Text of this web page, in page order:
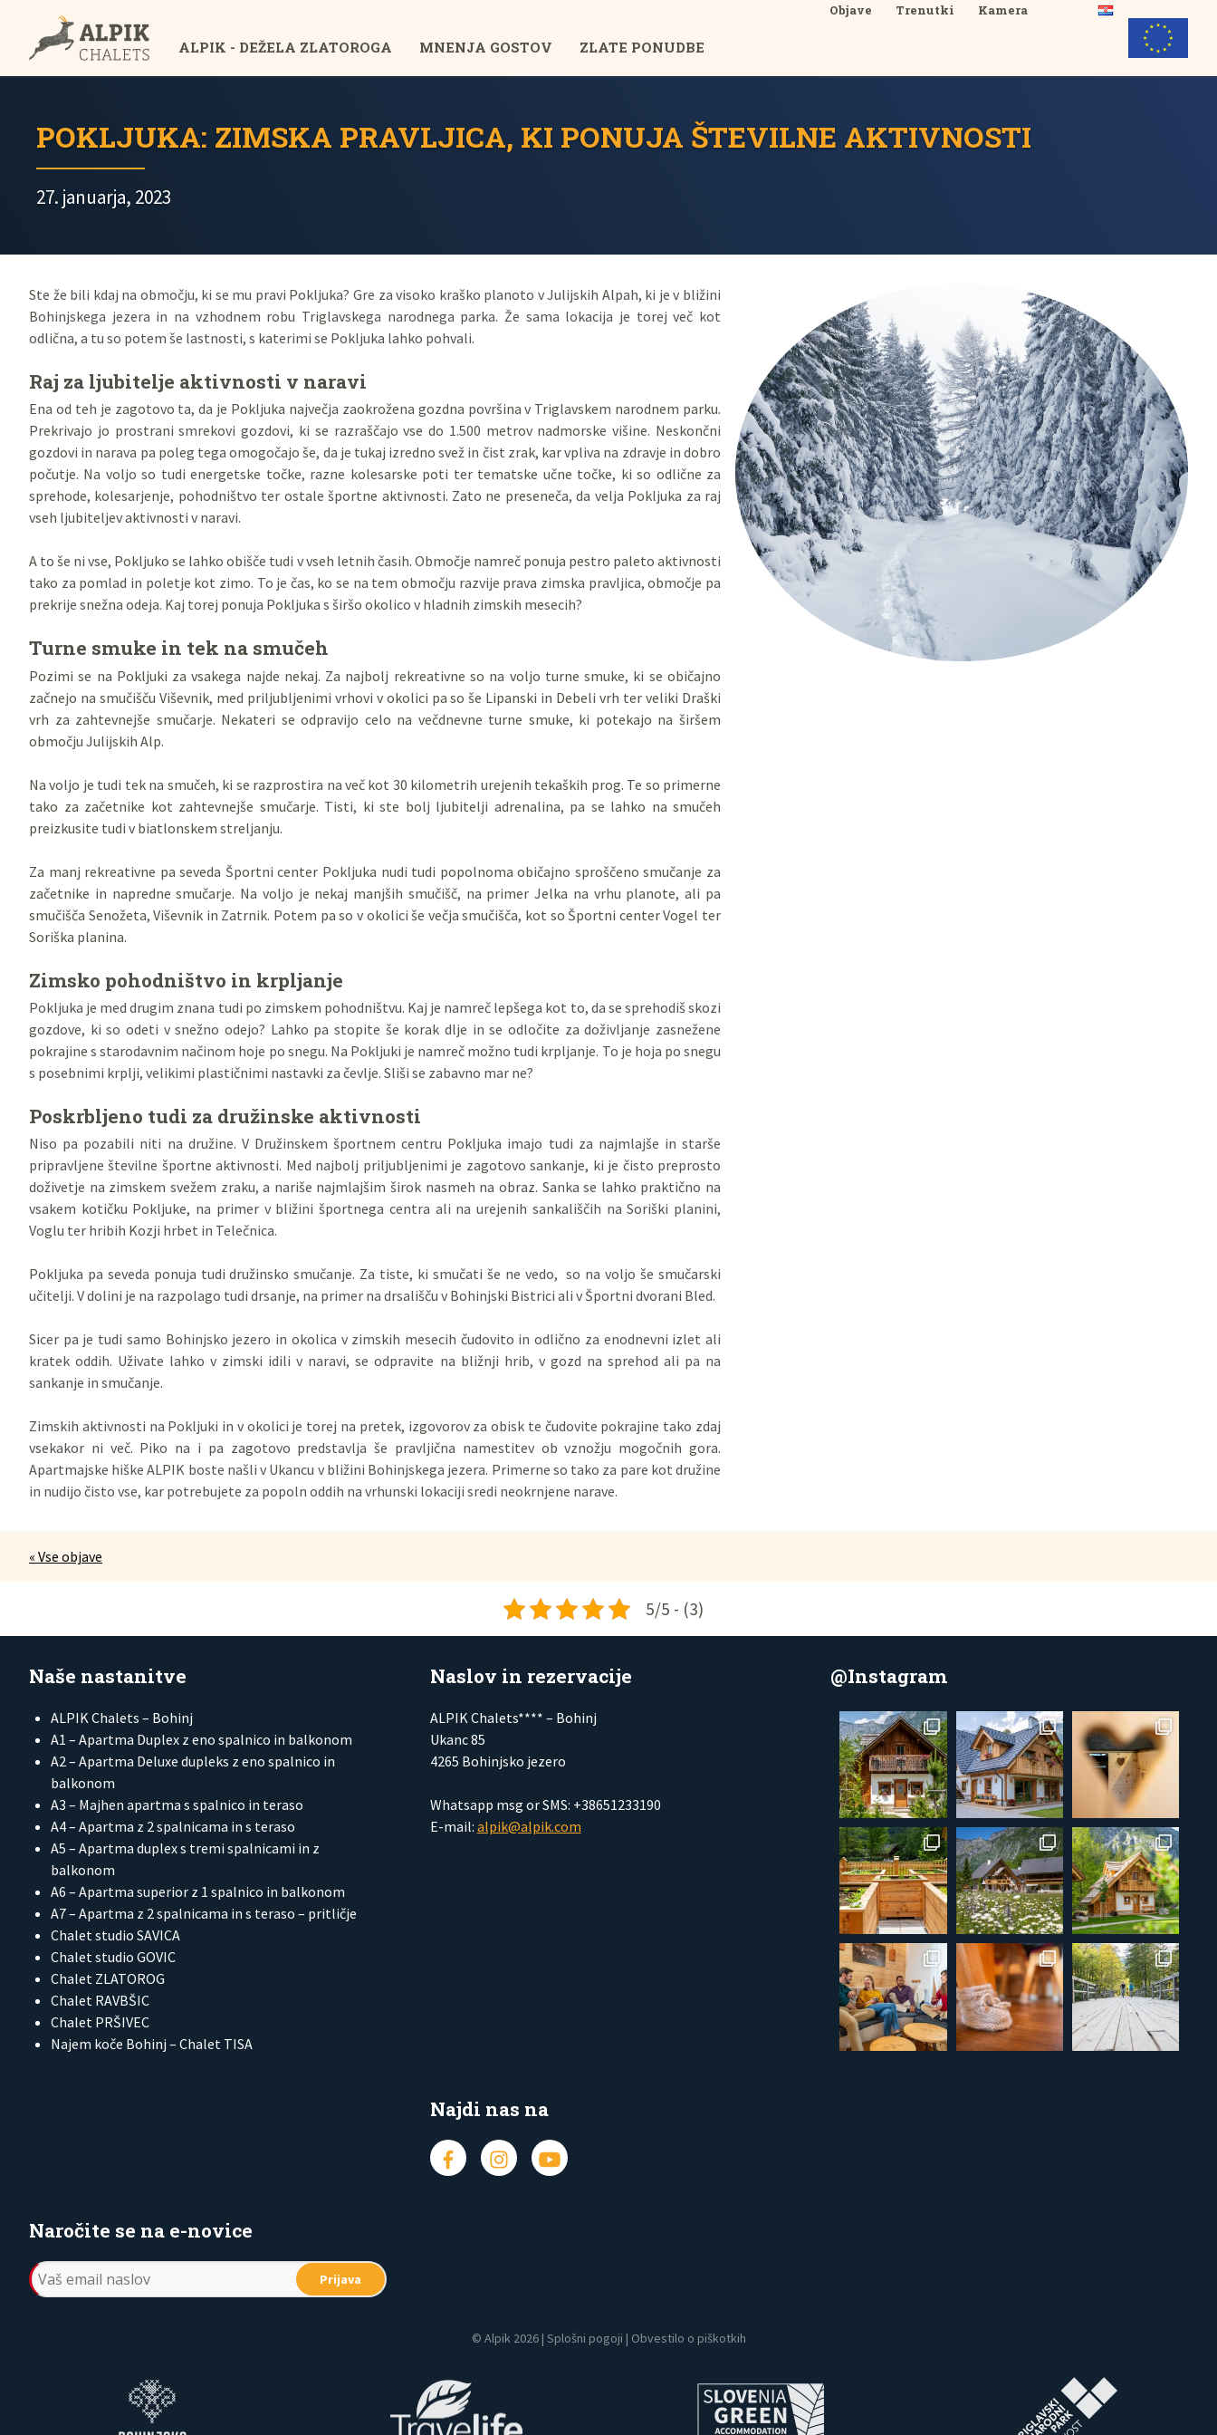
ALPIK - DEŽELA ZLATOROGA MNENJA GOSTOV ZLATE PONUDBE
Objave Trenutki Kamera
POKLJUKA: ZIMSKA PRAVLJICA, KI PONUJA ŠTEVILNE AKTIVNOSTI
27. januarja, 2023
Ste že bili kdaj na območju, ki se mu pravi Pokljuka? Gre za visoko kraško planoto v Julijskih Alpah, ki je v bližini
Bohinjskega jezera in na vzhodnem robu Triglavskega narodnega parka. Že sama lokacija je torej več kot
odlična, a tu so potem še lastnosti, s katerimi se Pokljuka lahko pohvali.
Raj za ljubitelje aktivnosti v naravi
Ena od teh je zagotovo ta, da je Pokljuka največja zaokrožena gozdna površina v Triglavskem narodnem parku.
Prekrivajo jo prostrani smrekovi gozdovi, ki se razraščajo vse do 1.500 metrov nadmorske višine. Neskončni
gozdovi in narava pa poleg tega omogočajo še, da je tukaj izredno svež in čist zrak, kar vpliva na zdravje in dobro
počutje. Na voljo so tudi energetske točke, razne kolesarske poti ter tematske učne točke, ki so odlične za
sprehode, kolesarjenje, pohodništvo ter ostale športne aktivnosti. Zato ne preseneča, da velja Pokljuka za raj
vseh ljubiteljev aktivnosti v naravi.
A to še ni vse, Pokljuko se lahko obišče tudi v vseh letnih časih. Območje namreč ponuja pestro paleto aktivnosti
tako za pomlad in poletje kot zimo. To je čas, ko se na tem območju razvije prava zimska pravljica, območje pa
prekrije snežna odeja. Kaj torej ponuja Pokljuka s širšo okolico v hladnih zimskih mesecih?
Turne smuke in tek na smučeh
Pozimi se na Pokljuki za vsakega najde nekaj. Za najbolj rekreativne so na voljo turne smuke, ki se običajno
začnejo na smučišču Viševnik, med priljubljenimi vrhovi v okolici pa so še Lipanski in Debeli vrh ter veliki Draški
vrh za zahtevnejše smučarje. Nekateri se odpravijo celo na večdnevne turne smuke, ki potekajo na širšem
območju Julijskih Alp.
Na voljo je tudi tek na smučeh, ki se razprostira na več kot 30 kilometrih urejenih tekaških prog. Te so primerne
tako za začetnike kot zahtevnejše smučarje. Tisti, ki ste bolj ljubitelji adrenalina, pa se lahko na smučeh
preizkusite tudi v biatlonskem streljanju.
Za manj rekreativne pa seveda Športni center Pokljuka nudi tudi popolnoma običajno sproščeno smučanje za
začetnike in napredne smučarje. Na voljo je nekaj manjših smučišč, na primer Jelka na vrhu planote, ali pa
smučišča Senožeta, Viševnik in Zatrnik. Potem pa so v okolici še večja smučišča, kot so Športni center Vogel ter
Soriška planina.
Zimsko pohodništvo in krpljanje
Pokljuka je med drugim znana tudi po zimskem pohodništvu. Kaj je namreč lepšega kot to, da se sprehodiš skozi
gozdove, ki so odeti v snežno odejo? Lahko pa stopite še korak dlje in se odločite za doživljanje zasnežene
pokrajine s starodavnim načinom hoje po snegu. Na Pokljuki je namreč možno tudi krpljanje. To je hoja po snegu
s posebnimi krplji, velikimi plastičnimi nastavki za čevlje. Sliši se zabavno mar ne?
Poskrbljeno tudi za družinske aktivnosti
Niso pa pozabili niti na družine. V Družinskem športnem centru Pokljuka imajo tudi za najmlajše in starše
pripravljene številne športne aktivnosti. Med najbolj priljubljenimi je zagotovo sankanje, ki je čisto preprosto
doživetje na zimskem svežem zraku, a nariše najmlajšim širok nasmeh na obraz. Sanka se lahko praktično na
vsakem kotičku Pokljuke, na primer v bližini športnega centra ali na urejenih sankališčih na Soriški planini,
Voglu ter hribih Kozji hrbet in Telečnica.
Pokljuka pa seveda ponuja tudi družinsko smučanje. Za tiste, ki smučati še ne vedo, so na voljo še smučarski
učitelji. V dolini je na razpolago tudi drsanje, na primer na drsališču v Bohinjski Bistrici ali v Športni dvorani Bled.
Sicer pa je tudi samo Bohinjsko jezero in okolica v zimskih mesecih čudovito in odlično za enodnevni izlet ali
kratek oddih. Uživate lahko v zimski idili v naravi, se odpravite na bližnji hrib, v gozd na sprehod ali pa na
sankanje in smučanje.
Zimskih aktivnosti na Pokljuki in v okolici je torej na pretek, izgovorov za obisk te čudovite pokrajine tako zdaj
vsekakor ni več. Piko na i pa zagotovo predstavlja še pravljična namestitev ob vznožju mogočnih gora.
Apartmajske hiške ALPIK boste našli v Ukancu v bližini Bohinjskega jezera. Primerne so tako za pare kot družine
in nudijo čisto vse, kar potrebujete za popoln oddih na vrhunski lokaciji sredi neokrnjene narave.
« Vse objave
5/5 - (3)
Naše nastanitve
ALPIK Chalets – Bohinj
A1 – Apartma Duplex z eno spalnico in balkonom
A2 – Apartma Deluxe dupleks z eno spalnico in
balkonom
A3 – Majhen apartma s spalnico in teraso
A4 – Apartma z 2 spalnicama in s teraso
A5 – Apartma duplex s tremi spalnicami in z
balkonom
A6 – Apartma superior z 1 spalnico in balkonom
A7 – Apartma z 2 spalnicama in s teraso – pritličje
Chalet studio SAVICA
Chalet studio GOVIC
Chalet ZLATOROG
Chalet RAVBŠIC
Chalet PRŠIVEC
Najem koče Bohinj – Chalet TISA
Naslov in rezervacije
ALPIK Chalets**** – Bohinj
Ukanc 85
4265 Bohinjsko jezero
Whatsapp msg or SMS: +38651233190
E-mail: alpik@alpik.com
@Instagram
Najdi nas na
Naročite se na e-novice
Prijava
© Alpik 2026 | Splošni pogoji | Obvestilo o piškotkih